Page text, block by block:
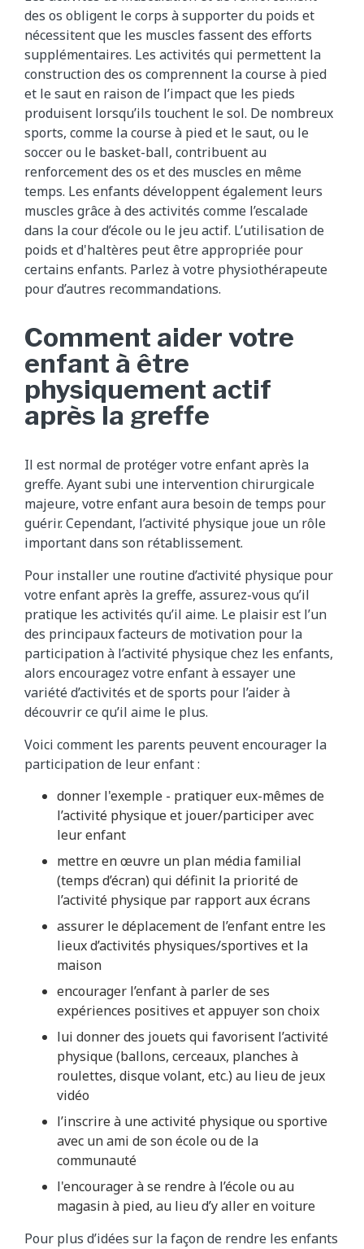
des os obligent le corps à supporter du poids et
nécessitent que les muscles fassent des efforts
supplémentaires. Les activités qui permettent la
construction des os comprennent la course à pied
et le saut en raison de l’impact que les pieds
produisent lorsqu’ils touchent le sol. De nombreux
sports, comme la course à pied et le saut, ou le
soccer ou le basket-ball, contribuent au
renforcement des os et des muscles en même
temps. Les enfants développent également leurs
muscles grâce à des activités comme l’escalade
dans la cour d’école ou le jeu actif. L’utilisation de
poids et d'haltères peut être appropriée pour
certains enfants. Parlez à votre physiothérapeute
pour d’autres recommandations.
Comment aider votre
enfant à être
physiquement actif
après la greffe
Il est normal de protéger votre enfant après la
greffe. Ayant subi une intervention chirurgicale
majeure, votre enfant aura besoin de temps pour
guérir. Cependant, l’activité physique joue un rôle
important dans son rétablissement.
Pour installer une routine d’activité physique pour
votre enfant après la greffe, assurez-vous qu’il
pratique les activités qu’il aime. Le plaisir est l’un
des principaux facteurs de motivation pour la
participation à l’activité physique chez les enfants,
alors encouragez votre enfant à essayer une
variété d’activités et de sports pour l’aider à
découvrir ce qu’il aime le plus.
Voici comment les parents peuvent encourager la
participation de leur enfant :
donner l'exemple - pratiquer eux-mêmes de
l’activité physique et jouer/participer avec
leur enfant
mettre en œuvre un plan média familial
(temps d’écran) qui définit la priorité de
l’activité physique par rapport aux écrans
assurer le déplacement de l’enfant entre les
lieux d’activités physiques/sportives et la
maison
encourager l’enfant à parler de ses
expériences positives et appuyer son choix
lui donner des jouets qui favorisent l’activité
physique (ballons, cerceaux, planches à
roulettes, disque volant, etc.) au lieu de jeux
vidéo
l’inscrire à une activité physique ou sportive
avec un ami de son école ou de la
communauté
l'encourager à se rendre à l’école ou au
magasin à pied, au lieu d’y aller en voiture
Pour plus d’idées sur la façon de rendre les enfants